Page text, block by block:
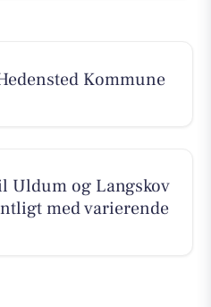
Kommune
Uldum og Langskov
med varierende